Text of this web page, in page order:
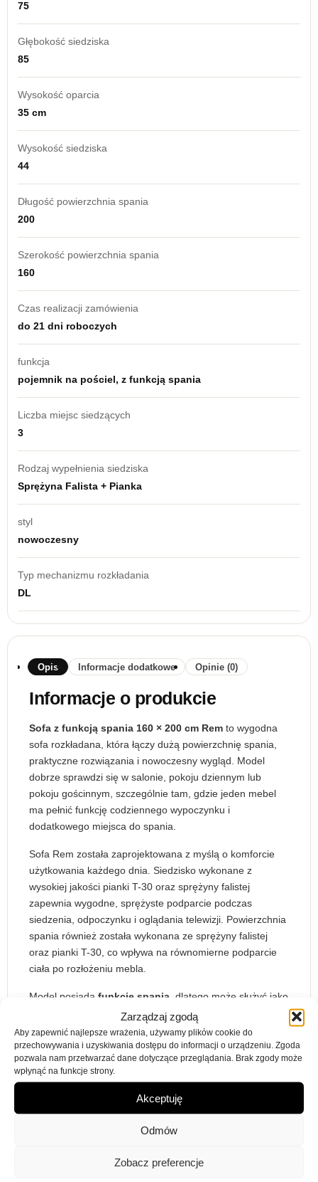
Zarządzaj zgodą
Aby zapewnić najlepsze wrażenia, używamy plików cookie do
przechowywania i uzyskiwania dostępu do informacji o urządzeniu. Zgoda
pozwala nam przetwarzać dane dotyczące przeglądania. Brak zgody może
wpłynąć na funkcje strony.
Akceptuję
Odmów
Zobacz preferencje
75
Głębokość siedziska
85
Wysokość oparcia
35 cm
Wysokość siedziska
44
Długość powierzchnia spania
200
Szerokość powierzchnia spania
160
Czas realizacji zamówienia
do 21 dni roboczych
funkcja
pojemnik na pościel, z funkcją spania
Liczba miejsc siedzących
3
Rodzaj wypełnienia siedziska
Sprężyna Falista + Pianka
styl
nowoczesny
Typ mechanizmu rozkładania
DL
Opis Informacje dodatkowe Opinie (0)
Informacje o produkcie
Sofa z funkcją spania 160 × 200 cm Rem to wygodna
sofa rozkładana, która łączy dużą powierzchnię spania,
praktyczne rozwiązania i nowoczesny wygląd. Model
dobrze sprawdzi się w salonie, pokoju dziennym lub
pokoju gościnnym, szczególnie tam, gdzie jeden mebel
ma pełnić funkcję codziennego wypoczynku i
dodatkowego miejsca do spania.
Sofa Rem została zaprojektowana z myślą o komforcie
użytkowania każdego dnia. Siedzisko wykonane z
wysokiej jakości pianki T-30 oraz sprężyny falistej
zapewnia wygodne, sprężyste podparcie podczas
siedzenia, odpoczynku i oglądania telewizji. Powierzchnia
spania również została wykonana ze sprężyny falistej
oraz pianki T-30, co wpływa na równomierne podparcie
ciała po rozłożeniu mebla.
Model posiada funkcję spania , dlatego może służyć jako
wygodne miejsce do noclegu nawet dla dwóch osób. Po
rozłożeniu sofa tworzy dużą powierzchnię spania o
wymiarach 160 × 200 cm, a automat wspomagający
rozkładanie pozwala szybko i łatwo przygotować mebel
do snu oraz złożyć go po użyciu.
Praktycznym dodatkiem jestschowek na pościel
i dobrze wykorzystać przestrzeń w salonie.